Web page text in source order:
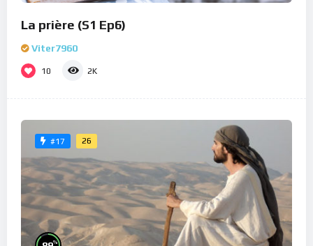
La prière (S1 Ep6)
Viter7960
10 2K
#17 26
%